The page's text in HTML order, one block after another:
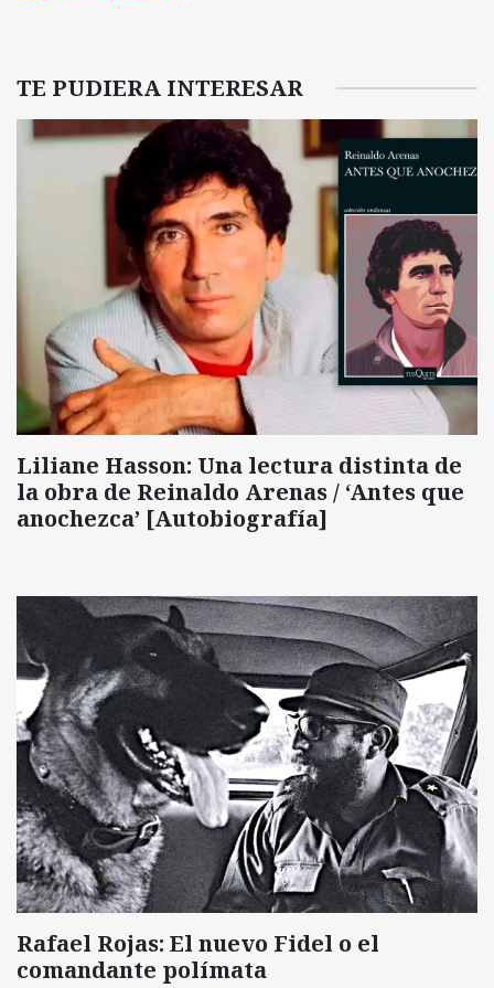
TE PUDIERA INTERESAR
Liliane Hasson: Una lectura distinta de
la obra de Reinaldo Arenas / ‘Antes que
anochezca’ [Autobiografía]
Rafael Rojas: El nuevo Fidel o el
comandante polímata